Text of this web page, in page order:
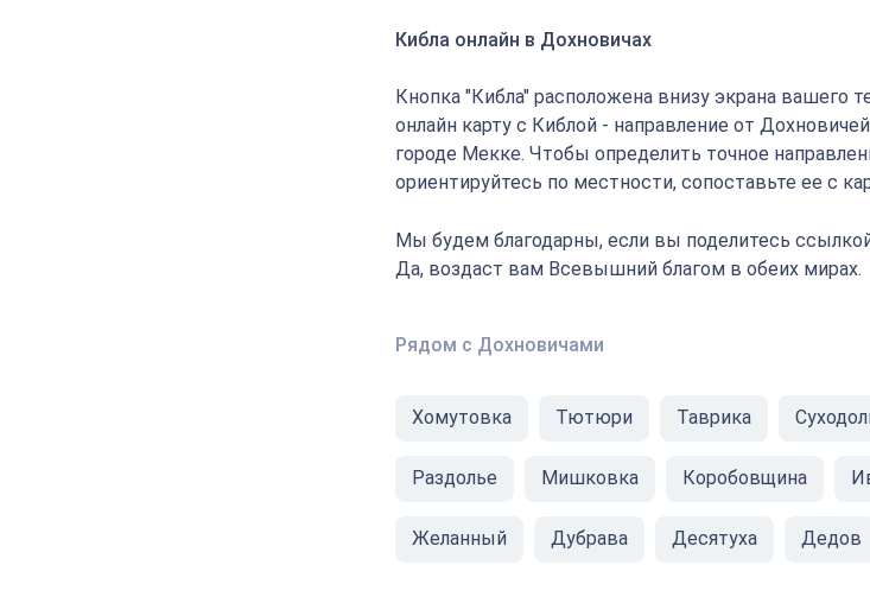
Кибла онлайн в Дохновичах
Кнопка "Кибла" расположена внизу экрана вашего
онлайн карту с Киблой - направление от
городе Мекке. Чтобы определить точное
ориентируйтесь по местности, сопоставьте ее с
Мы будем благодарны, если вы поделитесь
Да, воздаст вам Всевышний благом в обеих мирах.
Рядом с Дохновичами
Хомутовка Тютюри Таврика
Раздолье Мишковка Коробовщина
Желанный Дубрава Десятуха Дедов